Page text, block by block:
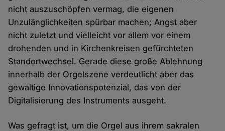
nicht auszuschöpfen vermag, die eigenen
Unzulänglichkeiten spürbar machen; Angst aber
nicht zuletzt und vielleicht vor allem vor einem
drohenden und in Kirchenkreisen gefürchteten
Standortwechsel. Gerade diese große Ablehnung
innerhalb der Orgelszene verdeutlicht aber das
gewaltige Innovationspotenzial, das von der
Digitalisierung des Instruments ausgeht.
Was gefragt ist, um die Orgel aus ihrem sakralen